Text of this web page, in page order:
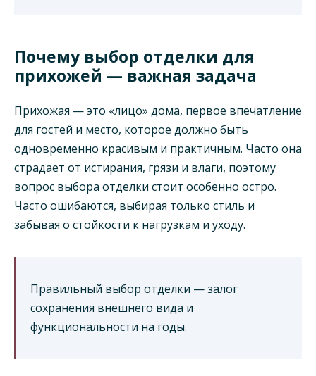
Почему выбор отделки для
прихожей — важная задача
Прихожая — это «лицо» дома, первое впечатление
для гостей и место, которое должно быть
одновременно красивым и практичным. Часто она
страдает от истирания, грязи и влаги, поэтому
вопрос выбора отделки стоит особенно остро.
Часто ошибаются, выбирая только стиль и
забывая о стойкости к нагрузкам и уходу.
Правильный выбор отделки — залог
сохранения внешнего вида и
функциональности на годы.